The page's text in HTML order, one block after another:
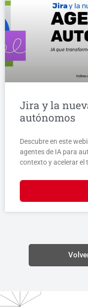
Jira y la
autónomos
Descubre en este
agentes de IA para
contexto y acelerar el